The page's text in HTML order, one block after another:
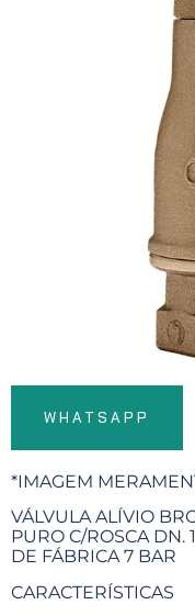
WHATSAPP
*IMAGEM
VÁLVULA ALÍVIO
PURO C/ROSCA DN.
DE FÁBRICA 7 BAR
CARACTERÍSTICAS